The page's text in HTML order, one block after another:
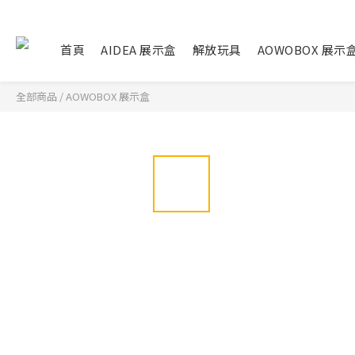
首頁 AIDEA 展示盒 解放玩具 AOWOBOX 展示
全部商品 /AOWOBOX 展示盒